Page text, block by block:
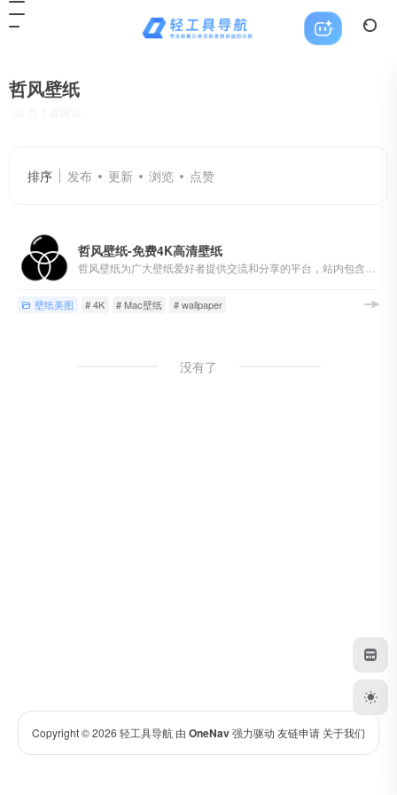
哲风壁纸
排序 发布 更新 浏览 点赞
哲风壁纸-免费4K高清壁纸
壁纸美图 # 4K # Mac壁纸 # wallpaper
没有了
Copyright © 2026 轻工具导航 由 OneNav强力驱动 友链申请 关于我们